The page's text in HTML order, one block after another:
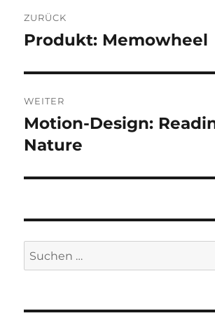
ZURÜCK
Vorheriger
Produkt: Memowheel
WEITER
Nächster
Beitrag:
Motion-Design:
Nature
Suchen
nach: